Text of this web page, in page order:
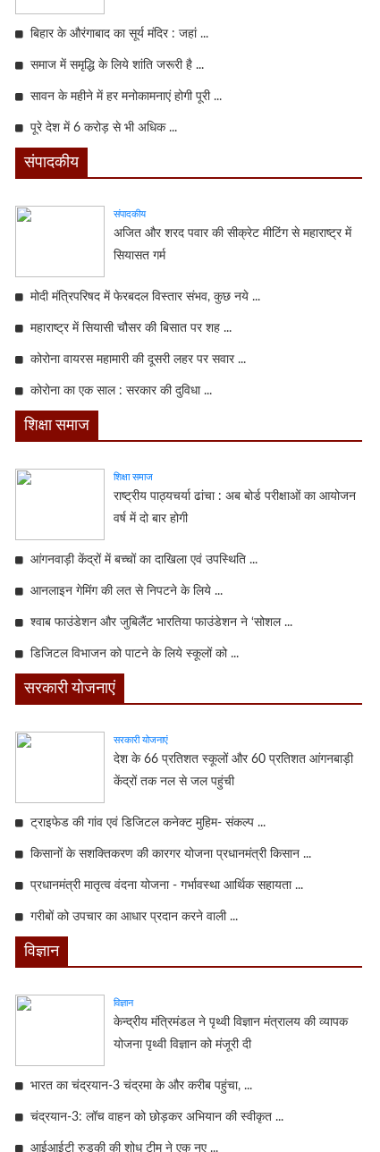
बिहार के औरंगाबाद का सूर्य मंदिर : जहां ...
समाज में समृद्धि के लिये शांति जरूरी है ...
सावन के महीने में हर मनोकामनाएं होगी पूरी ...
पूरे देश में 6 करोड़ से भी अधिक ...
संपादकीय
संपादकीय
अजित और शरद पवार की सीक्रेट मीटिंग से महाराष्ट्र में
सियासत गर्म
मोदी मंत्रिपरिषद में फेरबदल विस्तार संभव, कुछ नये ...
महाराष्ट्र में सियासी चौसर की बिसात पर शह ...
कोरोना वायरस महामारी की दूसरी लहर पर सवार ...
कोरोना का एक साल : सरकार की दुविधा ...
शिक्षा समाज
शिक्षा समाज
राष्ट्रीय पाठ्यचर्या ढांचा : अब बोर्ड परीक्षाओं का आयोजन
वर्ष में दो बार होगी
आंगनवाड़ी केंद्रों में बच्चों का दाखिला एवं उपस्थिति ...
आनलाइन गेमिंग की लत से निपटने के लिये ...
श्वाब फाउंडेशन और जुबिलैंट भारतिया फाउंडेशन ने ‘सोशल ...
डिजिटल विभाजन को पाटने के लिये स्कूलों को ...
सरकारी योजनाएं
सरकारी योजनाएं
देश के 66 प्रतिशत स्कूलों और 60 प्रतिशत आंगनबाड़ी
केंद्रों तक नल से जल पहुंची
ट्राइफेड की गांव एवं डिजिटल कनेक्ट मुहिम- संकल्प ...
किसानों के सशक्तिकरण की कारगर योजना प्रधानमंत्री किसान ...
प्रधानमंत्री मातृत्व वंदना योजना - गर्भावस्था आर्थिक सहायता ...
गरीबों को उपचार का आधार प्रदान करने वाली ...
विज्ञान
विज्ञान
केन्‍द्रीय मंत्रिमंडल ने पृथ्वी विज्ञान मंत्रालय की व्यापक
योजना पृथ्वी विज्ञान को मंजूरी दी
भारत का चंद्रयान-3 चंद्रमा के और करीब पहुंचा, ...
चंद्रयान-3: लॉच वाहन को छोड़कर अभियान की स्वीकृत ...
आईआईटी रुड़की की शोध टीम ने एक नए ...